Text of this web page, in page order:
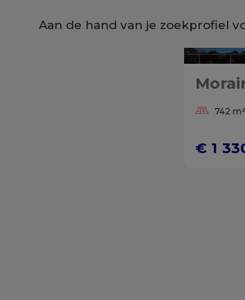
Aan de hand van je zoekprofiel
742 m²
€ 1